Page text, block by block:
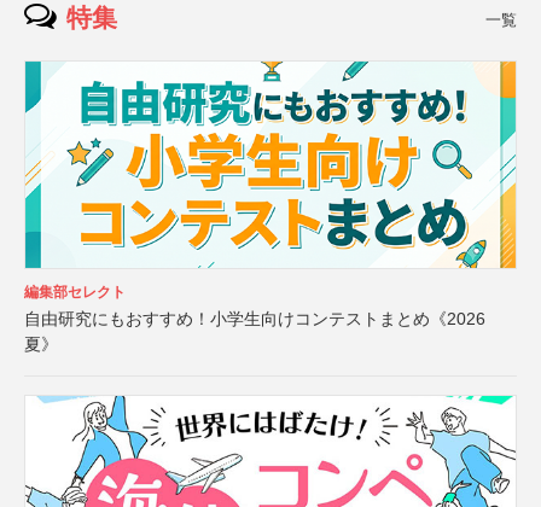
特集 一覧
編集部セレクト
自由研究にもおすすめ！小学生向けコンテストまとめ《2026
夏》